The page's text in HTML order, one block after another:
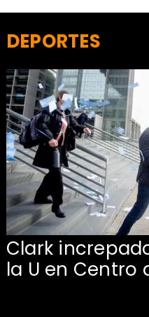
Clark
la U en Centro
DEPORTES